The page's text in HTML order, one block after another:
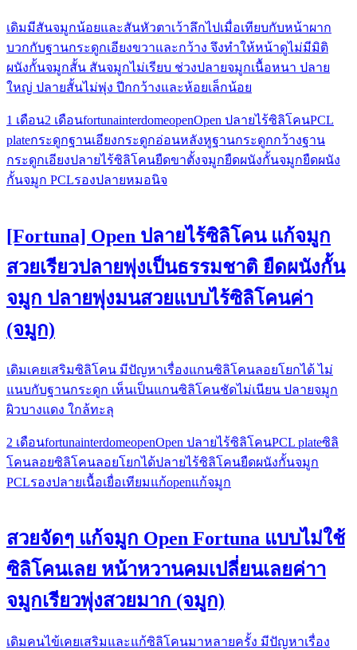
เดิม​มีสันจมูกน้อยและสันหัวตา​เว้าลึกไปเมื่อเทียบกับหน้าผาก​
บวกกับฐานกระดูก​เอียงขวา​และกว้าง จึงทำให้หน้าดูไ​ม่​มีมิติ​
ผนังกั้นจมูกสั้น​ สันจมูกไม่เรียบ ช่วงปลายจมูก​เนื้อหนา ปลาย
ใหญ่​ ปลาย​สั้น​ไม่พุ่ง ปีกกว้างและห้อยเล็กน้อย
1 เดือน2 เดือนfortunainterdomeopenOpen ปลายไร้ซิลิโคนPCL
plateกระดูกฐานเอียงกระดูกอ่อนหลังหูฐานกระดูกกว้างฐาน
กระดูกเอียงปลายไร้ซิลิโคนยืดขาตั้งจมูกยืดผนังกั้นจมูกยืดผนัง
กั้นจมูก PCLรองปลายหมอนิจ
[Fortuna] Open ปลายไร้ซิลิโคน แก้จมูก
สวยเรียวปลายพุ่งเป็นธรรมชาติ ยืดผนังกั้น
จมูก ปลายพุ่งมนสวยแบบไร้ซิลิโคนค่า
(จมูก)
เดิมเคยเสริมซิลิโคน​ มีปัญหา​เรื่องแกนซิลิโคนลอยโยกได้​ ไม่
แนบกับฐานกระดูก​ เห็นเป็นแกน​ซิลิโคน​ชัดไม่เนียน ปลายจมูก​
ผิวบางแดง​ ใกล้ทะลุ​
2 เดือนfortunainterdomeopenOpen ปลายไร้ซิลิโคนPCL plateซิลิ
โคนลอยซิลิโคนลอยโยกได้ปลายไร้ซิลิโคนยืดผนังกั้นจมูก
PCLรองปลายเนื้อเยื่อเทียมแก้openแก้จมูก
สวยจัดๆ แก้จมูก Open Fortuna แบบไม่ใช้
ซิลิโคนเลย หน้าหวานคมเปลี่ยนเลยค่าา
จมูกเรียวพุ่งสวยมาก (จมูก)
เดิมคนไข้เคยเสริมและแก้ซิลิโคน​มาหลายครั้ง มีปัญหา​เรื่อง